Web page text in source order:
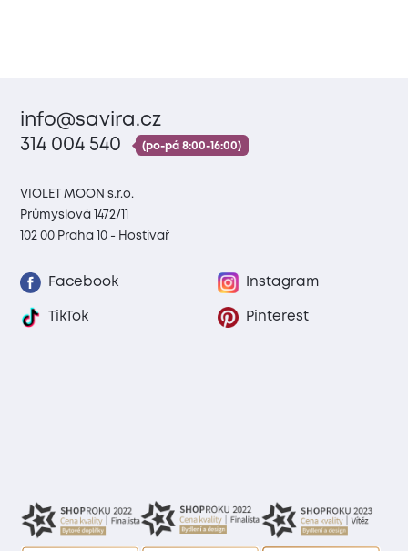
info@savira.cz
314 004 540
(po-pá 8:00-16:00)
VIOLET MOON s.r.o.
Průmyslová 1472/11
102 00 Praha 10 - Hostivař
Facebook Instagram
TikTok Pinterest